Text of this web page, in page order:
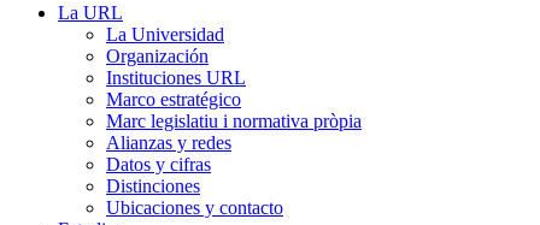
La URL
La Universidad
Organización
Instituciones URL
Marco estratégico
Marc legislatiu i normativa pròpia
Alianzas y redes
Datos y cifras
Distinciones
Ubicaciones y contacto